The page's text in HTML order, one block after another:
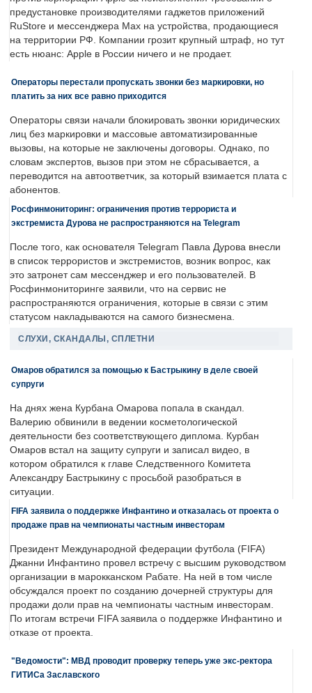
предустановке производителями гаджетов приложений
RuStore и мессенджера Max на устройства, продающиеся
на территории РФ. Компании грозит крупный штраф, но тут
есть нюанс: Apple в России ничего и не продает.
Операторы перестали пропускать звонки без маркировки, но
платить за них все равно приходится
Операторы связи начали блокировать звонки юридических
лиц без маркировки и массовые автоматизированные
вызовы, на которые не заключены договоры. Однако, по
словам экспертов, вызов при этом не сбрасывается, а
переводится на автоответчик, за который взимается плата с
абонентов.
Росфинмониторинг: ограничения против террориста и
экстремиста Дурова не распространяются на Telegram
После того, как основателя Telegram Павла Дурова внесли
в список террористов и экстремистов, возник вопрос, как
это затронет сам мессенджер и его пользователей. В
Росфинмониторинге заявили, что на сервис не
распространяются ограничения, которые в связи с этим
статусом накладываются на самого бизнесмена.
СЛУХИ, СКАНДАЛЫ, СПЛЕТНИ
Омаров обратился за помощью к Бастрыкину в деле своей
супруги
На днях жена Курбана Омарова попала в скандал.
Валерию обвинили в ведении косметологической
деятельности без соответствующего диплома. Курбан
Омаров встал на защиту супруги и записал видео, в
котором обратился к главе Следственного Комитета
Александру Бастрыкину с просьбой разобраться в
ситуации.
FIFA заявила о поддержке Инфантино и отказалась от проекта о
продаже прав на чемпионаты частным инвесторам
Президент Международной федерации футбола (FIFA)
Джанни Инфантино провел встречу с высшим руководством
организации в марокканском Рабате. На ней в том числе
обсуждался проект по созданию дочерней структуры для
продажи доли прав на чемпионаты частным инвесторам.
По итогам встречи FIFA заявила о поддержке Инфантино и
отказе от проекта.
"Ведомости": МВД проводит проверку теперь уже экс-ректора
ГИТИСа Заславского